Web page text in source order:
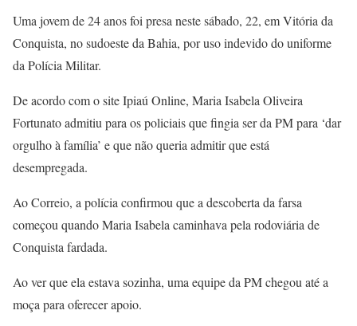
Uma jovem de 24 anos foi presa neste sábado, 22, em Vitória da
Conquista, no sudoeste da Bahia, por uso indevido do uniforme
da Polícia Militar.
De acordo com o site Ipiaú Online, Maria Isabela Oliveira
Fortunato admitiu para os policiais que fingia ser da PM para ‘dar
orgulho à família’ e que não queria admitir que está
desempregada.
Ao Correio, a polícia confirmou que a descoberta da farsa
começou quando Maria Isabela caminhava pela rodoviária de
Conquista fardada.
Ao ver que ela estava sozinha, uma equipe da PM chegou até a
moça para oferecer apoio.